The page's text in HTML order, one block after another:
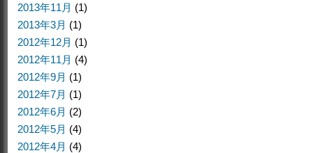
2013年11月 (1)
2013年3月 (1)
2012年12月 (1)
2012年11月 (4)
2012年9月 (1)
2012年7月 (1)
2012年6月 (2)
2012年5月 (4)
2012年4月 (4)